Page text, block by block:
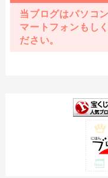
当ブログはパソコ
マートフォンもし
ださい。